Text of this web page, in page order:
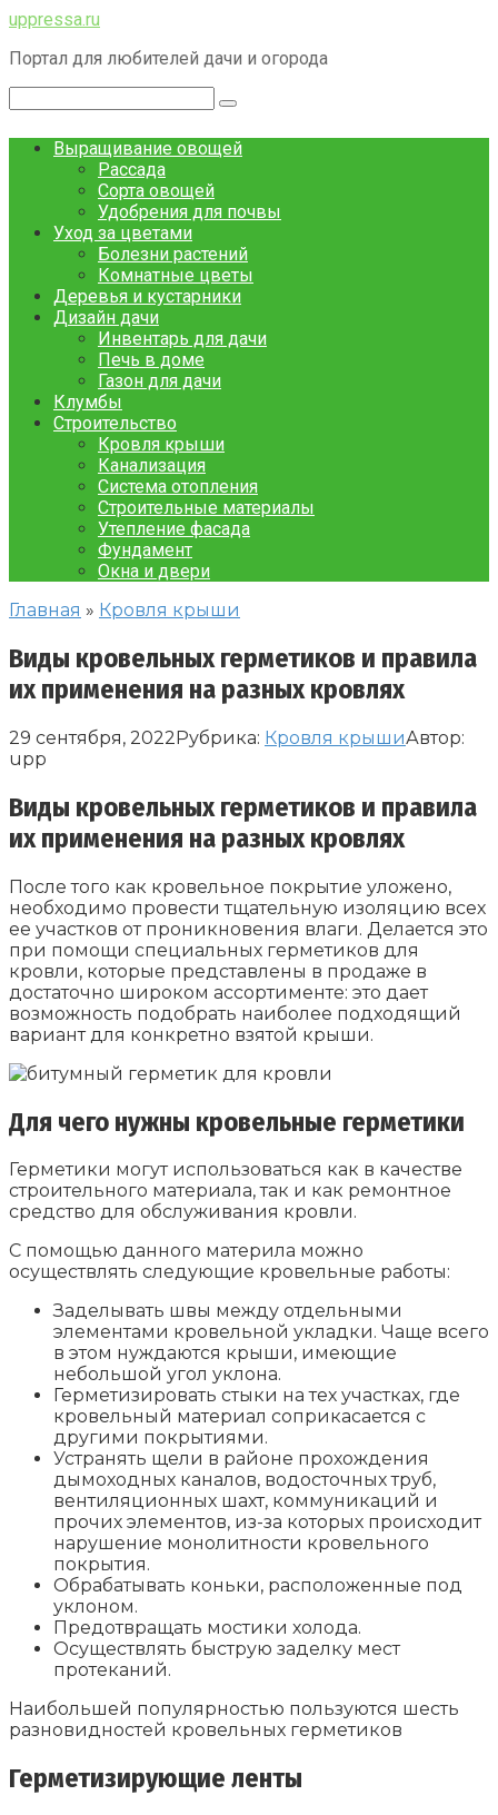
Перейти
контенту
uppressa.ru
Портал для любителей дачи и огорода
Выращивание овощей
Рассада
Сорта овощей
Удобрения для почвы
Уход за цветами
Болезни растений
Комнатные цветы
Деревья и кустарники
Дизайн дачи
Инвентарь для дачи
Печь в доме
Газон для дачи
Клумбы
Строительство
Кровля крыши
Канализация
Система отопления
Строительные материалы
Утепление фасада
Фундамент
Окна и двери
Главная » Кровля крыши
Виды кровельных герметиков и правила
их применения на разных кровлях
29 сентября, 2022Рубрика: Кровля крышиАвтор:
upp
Виды кровельных герметиков и правила
их применения на разных кровлях
После того как кровельное покрытие уложено,
необходимо провести тщательную изоляцию всех
ее участков от проникновения влаги. Делается это
при помощи специальных герметиков для
кровли, которые представлены в продаже в
достаточно широком ассортименте: это дает
возможность подобрать наиболее подходящий
вариант для конкретно взятой крыши.
Для чего нужны кровельные герметики
Герметики могут использоваться как в качестве
строительного материала, так и как ремонтное
средство для обслуживания кровли.
С помощью данного материла можно
осуществлять следующие кровельные работы:
Заделывать швы между отдельными
элементами кровельной укладки. Чаще всего
в этом нуждаются крыши, имеющие
небольшой угол уклона.
Герметизировать стыки на тех участках, где
кровельный материал соприкасается с
другими покрытиями.
Устранять щели в районе прохождения
дымоходных каналов, водосточных труб,
вентиляционных шахт, коммуникаций и
прочих элементов, из-за которых происходит
нарушение монолитности кровельного
покрытия.
Обрабатывать коньки, расположенные под
уклоном.
Предотвращать мостики холода.
Осуществлять быструю заделку мест
протеканий.
Наибольшей популярностью пользуются шесть
разновидностей кровельных герметиков
Герметизирующие ленты